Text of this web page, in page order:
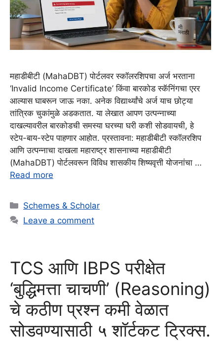
महाडीबीटी (MahaDBT) पोर्टलवर स्कॉलरशिपचा अर्ज भरताना
‘Invalid Income Certificate’ किंवा बारकोड स्कॅनिंगचा एरर
आल्यास घाबरून जाऊ नका. अनेक विद्यार्थ्यांचे अर्ज याच छोट्या
तांत्रिक चुकांमुळे अडकतात. या लेखात आपण उत्पन्नाच्या
दाखल्यावरील बारकोडची समस्या घरच्या घरी कशी सोडवायची, हे
स्टेप-बाय-स्टेप पाहणार आहोत. प्रस्तावना: महाडीबीटी स्कॉलरशिप
आणि उत्पन्नाचा दाखला महाराष्ट्र शासनाच्या महाडीबीटी
(MahaDBT) पोर्टलवरून विविध शासकीय शिष्यवृत्ती योजनांचा …
Read more
Categories
Schemes & Scholar
Leave a comment
TCS आणि IBPS परीक्षेत
‘बुद्धिमत्ता चाचणी’ (Reasoning)
चे कठीण प्रश्न कमी वेळात
सोडवण्यासाठी ५ शॉर्टकट ट्रिक्स.